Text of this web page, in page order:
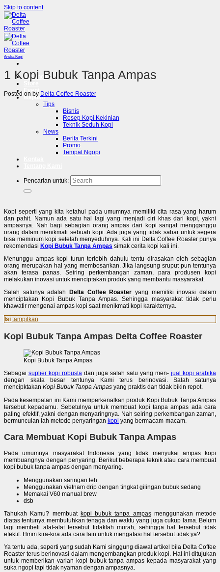
Skip to content
Beranda
Store
Event
Majalah
Tips
Bisnis
Resep Kopi Kekinian
Teknik Seduh Kopi
News
Berita Terkini
Promo
Tempat Ngopi
Pencarian untuk:
Aneka Kopi
1 Kopi Bubuk Tanpa Ampas
Posted on by Delta Coffee Roaster
Kopi seperti yang kita ketahui pada umumnya memiliki cita rasa yang harum
dan pahit. Namun ada satu hal lagi yang menjadi ciri khas dari kopi, yakni
ampasnya. Nah bagi sebagian orang ampas dari kopi sangat mengganggu
orang dalam menikmati sebuah kopi. Ada juga yang tidak sabar untuk segera
bisa meminum kopi setelah menyeduhnya. Kali ini Delta Coffee Roaster punya
rekomendasi Kopi Bubuk Tanpa Ampas simak cerita kopi kali ini.
Menunggu ampas kopi turun terlebih dahulu tentu dirasakan oleh sebagian
orang merupakan hal yang membosankan. Jika langsung sruput pun tentunya
akan terasa panas. Seiring perkembangan zaman, para produsen kopi
melakukan inovasi untuk menciptakan produk yang membantu masyarakat.
Salah satunya adalah
Delta Coffee Roaster yang memiliki inovasi dalam
menciptakan Kopi Bubuk Tanpa Ampas. Sehingga masyarakat tidak perlu
khawatir mengenai ampas kopi saat menikmati kopi karakternya.
Isi tampilkan
Kopi Bubuk Tanpa Ampas Delta Coffee Roaster
Kopi Bubuk Tanpa Ampas
Sebagai suplier kopi robusta dan juga salah satu yang men- jual kopi arabika
dengan skala besar tentunya Kami terus berinovasi. Salah satunya
mencipktakan Kopi Bubuk Tanpa Ampas yang praktis dan tidak bikin repot.
Pada kesempatan ini Kami memperkenalkan produk Kopi Bubuk Tanpa Ampas
tersebut kepadamu. Sebetulnya untuk membuat kopi tanpa ampas ada cara
paling efektif, yakni dengan menyaringnya. Nah seiring perkembangan zaman,
bermunculan lah metode penyaringan kopi yang bermacam-macam.
Cara Membuat Kopi Bubuk Tanpa Ampas
Pada umumnya masyarakat Indonesia yang tidak menyukai ampas kopi
membuangnya dengan penyaring. Berikut beberapa teknik atau cara membuat
kopi bubuk tanpa ampas dengan menyaring.
Menggunakan saringan teh
Menggunakan vietnam drip dengan tingkat gilingan bubuk sedang
Memakai V60 manual brew
dsb
Tahukah Kamu? membuat kopi bubuk tanpa ampasmenggunakan metode
diatas tentunya membutuhkan tenaga dan waktu yang juga cukup lama. Belum
lagi membeli alat-alat tersebut tidaklah murah, sehingga hal tersebut tidak
efektif. Hmm kira-kira ada cara lain untuk mengatasi hal tersebut tidak ya?
Ya tentu ada, seperti yang sudah Kami singgung diawal artikel bila Delta Coffee
Roaster terus berinovasi dalam mengembangkan produk kopi. Hal ini ditujukan
untuk memberikan varian kopi bubuk tanpa ampas kepada masyarakat yang
suka ngopi tapi tidak nyaman dengan ampasnya.